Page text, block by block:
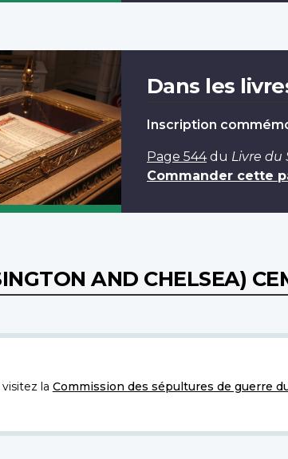
Dans les
Inscription
Page 544du Livre du
Commander cette
AND CHELSEA)
la Commission des sépultures de guerre